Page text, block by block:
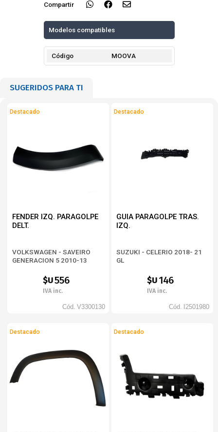
Compartir
Modelos compatibles
Código MOOVA
SUGERIDOS PARA TI
Destacado
FENDER IZQ. PARAGOLPE
DELT.
VOLKSWAGEN - SAVEIRO
GENERACION 5 2010-13
$U556
IVA inc.
Cód. V3300130
Destacado
GUIA PARAGOLPE TRAS.
IZQ.
SUZUKI - CELERIO 2018- 21
GL
$U 146
IVA inc.
Cód. I2501980
Destacado Destacado